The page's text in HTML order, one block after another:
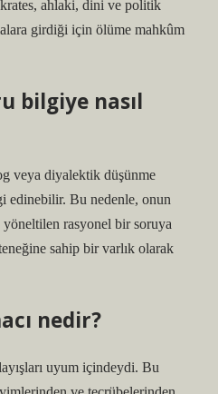
ahlaki, dini ve politik
girdiği için ölüme mahkûm
bilgiye nasıl
veya diyalektik düşünme
edinebilir. Bu nedenle, onun
rasyonel bir soruya
sahip bir varlık olarak
nedir?
uyum içindeydi. Bu